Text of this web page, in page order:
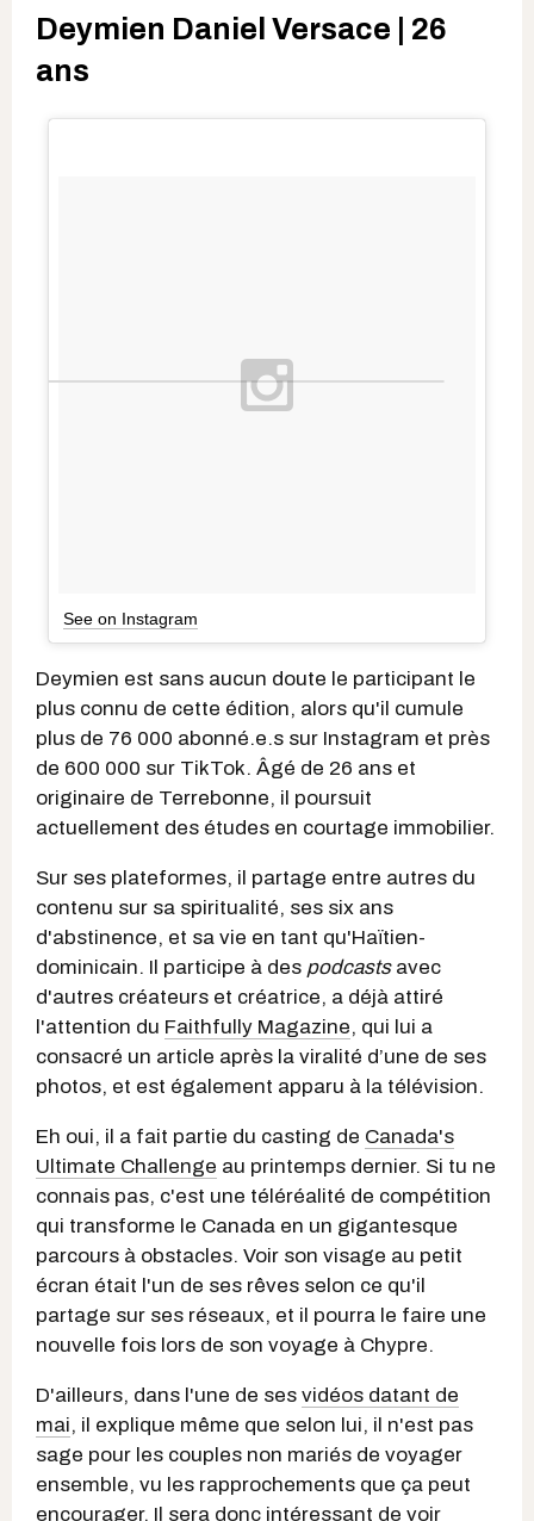
Deymien Daniel Versace | 26
ans
See on Instagram
Deymien est sans aucun doute le participant le
plus connu de cette édition, alors qu'il cumule
plus de 76 000 abonné.e.s sur Instagram et près
de 600 000 sur TikTok. Âgé de 26 ans et
originaire de Terrebonne, il poursuit
actuellement des études en courtage immobilier.
Sur ses plateformes, il partage entre autres du
contenu sur sa spiritualité, ses six ans
d'abstinence, et sa vie en tant qu'Haïtien-
dominicain. Il participe à des podcastsavec
d'autres créateurs et créatrice, a déjà attiré
l'attention du Faithfully Magazine, qui lui a
consacré un article après la viralité d’une de ses
photos, et est également apparu à la télévision.
Eh oui, il a fait partie du casting de Canada's
Ultimate Challenge au printemps dernier. Si tu ne
connais pas, c'est une téléréalité de compétition
qui transforme le Canada en un gigantesque
parcours à obstacles. Voir son visage au petit
écran était l'un de ses rêves selon ce qu'il
partage sur ses réseaux, et il pourra le faire une
nouvelle fois lors de son voyage à Chypre.
D'ailleurs, dans l'une de ses vidéos datant de
mai, il explique même que selon lui, il n'est pas
sage pour les couples non mariés de voyager
ensemble, vu les rapprochements que ça peut
encourager. Il sera donc intéressant de voir